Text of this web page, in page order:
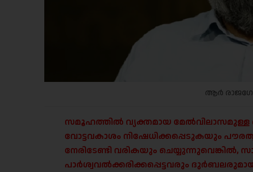
ആർ
സമൂഹത്തിൽ വ്യക്തമായ മേൽവിലാസമുള്ള
വോട്ടവകാശം നിഷേധിക്കപ്പെടുകയും
നേരിടേണ്ടി വരികയും ചെയ്യുന്നുവെങ്കിൽ,
പാർശ്വവൽക്കരിക്കപ്പെട്ടവരും